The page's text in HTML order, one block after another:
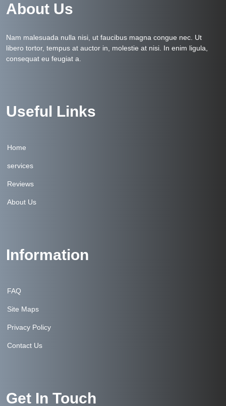
About Us
Nam malesuada nulla nisi, ut faucibus magna congue nec. Ut
libero tortor, tempus at auctor in, molestie at nisi. In enim ligula,
consequat eu feugiat a.
Useful Links
Home
services
Reviews
About Us
Information
FAQ
Site Maps
Privacy Policy
Contact Us
Get In Touch